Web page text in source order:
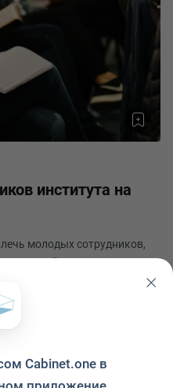
института на
молодых сотрудников,
Причины этого
«свежую кровь», новые
Cabinet.one в